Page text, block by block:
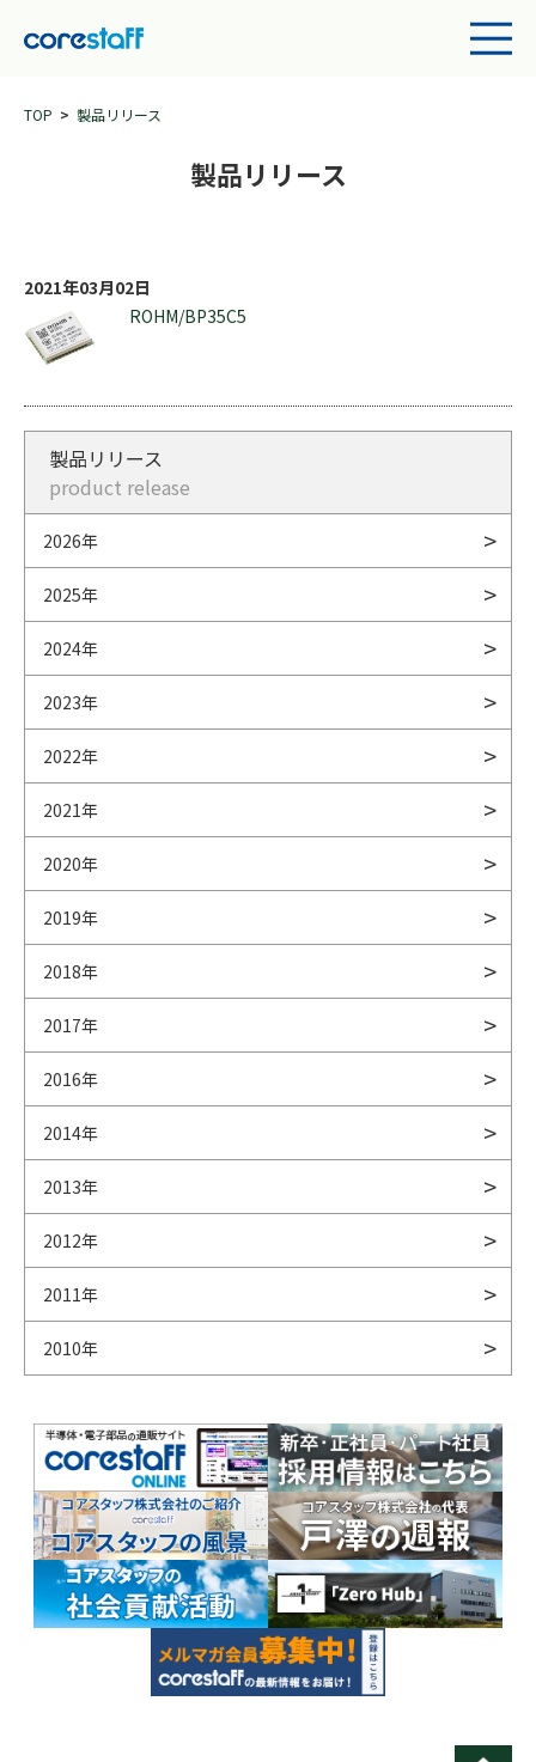
TOP 製品リリース
製品リリース
2021年03月02日
ROHM/BP35C5
製品リリース
product release
2026年
2025年
2024年
2023年
2022年
2021年
2020年
2019年
2018年
2017年
2016年
2014年
2013年
2012年
2011年
2010年